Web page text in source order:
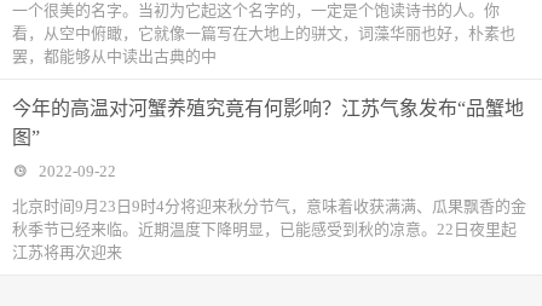
一个很美的名字。当初为它起这个名字的，一定是个饱读诗书的人。你
看，从空中俯瞰，它就像一篇写在大地上的骈文，词藻华丽也好，朴素也
罢，都能够从中读出古典的中
今年的高温对河蟹养殖究竟有何影响？江苏气象发布“品蟹地
图”
2022-09-22
北京时间9月23日9时4分将迎来秋分节气，意味着收获满满、瓜果飘香的金
秋季节已经来临。近期温度下降明显，已能感受到秋的凉意。22日夜里起
江苏将再次迎来